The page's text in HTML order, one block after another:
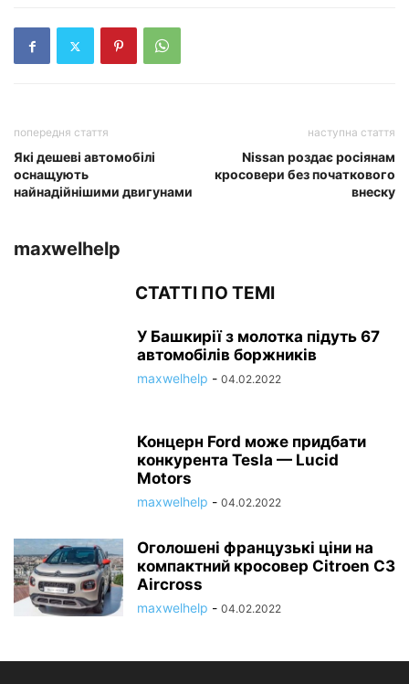
попередня стаття
Які дешеві автомобілі
оснащують
найнадійнішими двигунами
наступна стаття
Nissan роздає росіянам
кросовери без початкового
внеску
maxwelhelp
СТАТТІ ПО ТЕМІ
У Башкирії з молотка підуть 67
автомобілів боржників
maxwelhelp - 04.02.2022
Концерн Ford може придбати
конкурента Tesla — Lucid
Motors
maxwelhelp - 04.02.2022
Оголошені французькі ціни на
компактний кросовер Citroen C3
Aircross
maxwelhelp - 04.02.2022